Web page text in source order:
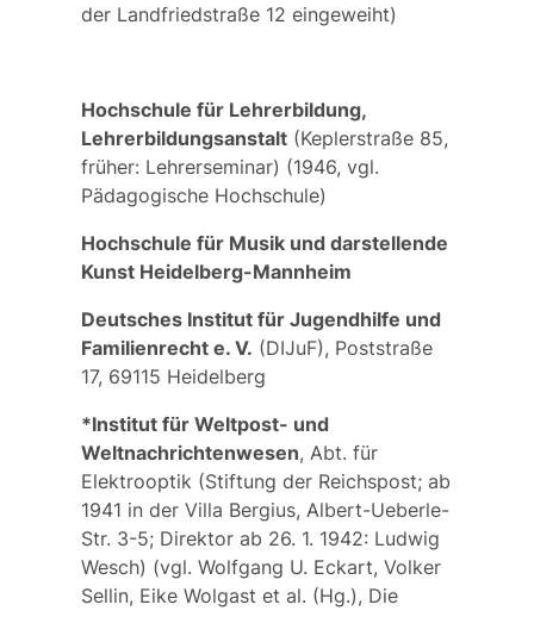
der Landfriedstraße 12 eingeweiht)
Hochschule für Lehrerbildung,
Lehrerbildungsanstalt(Keplerstraße 85,
früher: Lehrerseminar) (1946, vgl.
Pädagogische Hochschule)
Hochschule für Musik und darstellende
Kunst Heidelberg-Mannheim
Deutsches Institut für Jugendhilfe und
Familienrecht e. V. (DIJuF), Poststraße
17, 69115 Heidelberg
*Institut für Weltpost- und
Weltnachrichtenwesen, Abt. für
Elektrooptik (Stiftung der Reichspost; ab
1941 in der Villa Bergius, Albert-Ueberle-
Str. 3-5; Direktor ab 26. 1. 1942: Ludwig
Wesch) (vgl. Wolfgang U. Eckart, Volker
Sellin, Eike Wolgast et al. (Hg.), Die